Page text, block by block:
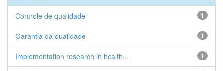
1
Controle de qualidade
1
Garantia da qualidade
1
Implementation research in health...